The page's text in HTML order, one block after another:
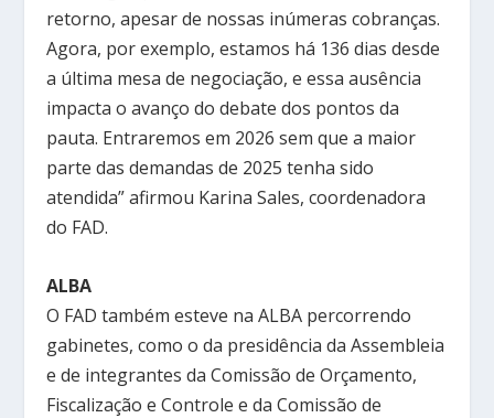
retorno, apesar de nossas inúmeras cobranças.
Agora, por exemplo, estamos há 136 dias desde
a última mesa de negociação, e essa ausência
impacta o avanço do debate dos pontos da
pauta. Entraremos em 2026 sem que a maior
parte das demandas de 2025 tenha sido
atendida” afirmou Karina Sales, coordenadora
do FAD.
ALBA
O FAD também esteve na ALBA percorrendo
gabinetes, como o da presidência da Assembleia
e de integrantes da Comissão de Orçamento,
Fiscalização e Controle e da Comissão de